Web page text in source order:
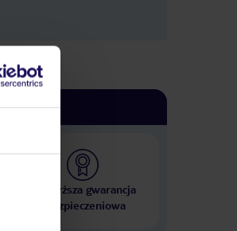
Najwyższa gwarancja
ubezpieczeniowa